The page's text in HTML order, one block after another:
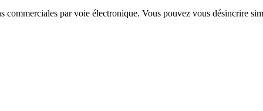
par voie électronique. Vous pouvez vous désincrire